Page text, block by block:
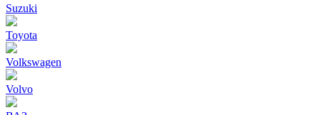
Suzuki
Toyota
Volkswagen
Volvo